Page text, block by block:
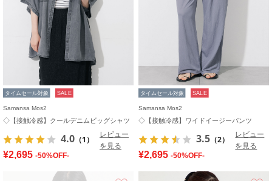
タイムセール対象 SALE
Samansa Mos2
◇【接触冷感】クールデニムビッグシャツ
4.0 （1）
レビュー
を見る
¥2,695 -50%OFF-
タイムセール対象 SALE
Samansa Mos2
◇【接触冷感】ワイドイージーパンツ
3.5 （2）
レビュー
を見る
¥2,695 -50%OFF-